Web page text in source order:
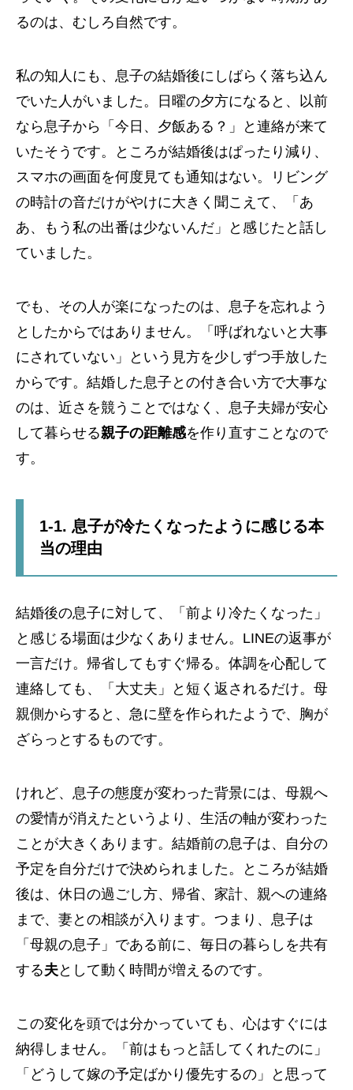
るのは、むしろ自然です。
私の知人にも、息子の結婚後にしばらく落ち込ん
でいた人がいました。日曜の夕方になると、以前
なら息子から「今日、夕飯ある？」と連絡が来て
いたそうです。ところが結婚後はぱったり減り、
スマホの画面を何度見ても通知はない。リビング
の時計の音だけがやけに大きく聞こえて、「あ
あ、もう私の出番は少ないんだ」と感じたと話し
ていました。
でも、その人が楽になったのは、息子を忘れよう
としたからではありません。「呼ばれないと大事
にされていない」という見方を少しずつ手放した
からです。結婚した息子との付き合い方で大事な
のは、近さを競うことではなく、息子夫婦が安心
して暮らせる親子の距離感を作り直すことなので
す。
1-1. 息子が冷たくなったように感じる本
当の理由
結婚後の息子に対して、「前より冷たくなった」
と感じる場面は少なくありません。LINEの返事が
一言だけ。帰省してもすぐ帰る。体調を心配して
連絡しても、「大丈夫」と短く返されるだけ。母
親側からすると、急に壁を作られたようで、胸が
ざらっとするものです。
けれど、息子の態度が変わった背景には、母親へ
の愛情が消えたというより、生活の軸が変わった
ことが大きくあります。結婚前の息子は、自分の
予定を自分だけで決められました。ところが結婚
後は、休日の過ごし方、帰省、家計、親への連絡
まで、妻との相談が入ります。つまり、息子は
「母親の息子」である前に、毎日の暮らしを共有
する夫として動く時間が増えるのです。
この変化を頭では分かっていても、心はすぐには
納得しません。「前はもっと話してくれたのに」
「どうして嫁の予定ばかり優先するの」と思って